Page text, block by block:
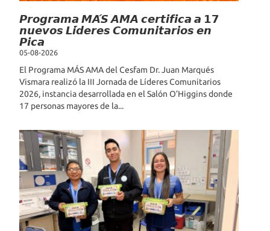
𝙋𝙧𝙤𝙜𝙧𝙖𝙢𝙖 𝙈𝘼́𝙎 𝘼𝙈𝘼 𝙘𝙚𝙧𝙩𝙞𝙛𝙞𝙘𝙖 𝙖 𝟭𝟳
𝙣𝙪𝙚𝙫𝙤𝙨 𝙇𝙞́𝙙𝙚𝙧𝙚𝙨 𝘾𝙤𝙢𝙪𝙣𝙞𝙩𝙖𝙧𝙞𝙤𝙨 𝙚𝙣
𝙋𝙞𝙘𝙖
05-08-2026
El Programa MÁS AMA del Cesfam Dr. Juan Marqués
Vismara realizó la III Jornada de Líderes Comunitarios
2026, instancia desarrollada en el Salón O’Higgins donde
17 personas mayores de la...